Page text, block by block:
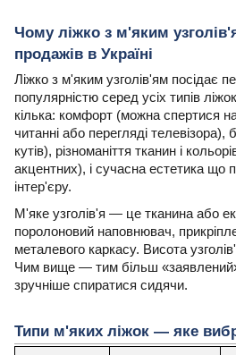
Чому ліжко з м'яким
продажів в Україні
Ліжко з м'яким узголів'ям посідає
популярністю серед усіх типів
кілька: комфорт (можна спертися
читанні або перегляді
кутів), різноманіття тканин і
акцентних), і сучасна естетика що
інтер'єру.
М'яке узголів'я — це тканина або
поролоновий наповнювач,
металевого каркасу. Висота
Чим вище — тим більш
зручніше спиратися сидячи.
Типи м'яких ліжок — яке